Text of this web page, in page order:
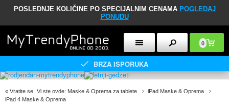
POSLEDNJE KOLIČINE PO SPECIJALNIM CENAMA POGLEDAJ
PONUDU
0
BRZA ISPORUKA
« Vratite se Vi ste ovde: Maske & Oprema za tablete
iPad Maske & Oprema
iPad 4 Maske & Oprema